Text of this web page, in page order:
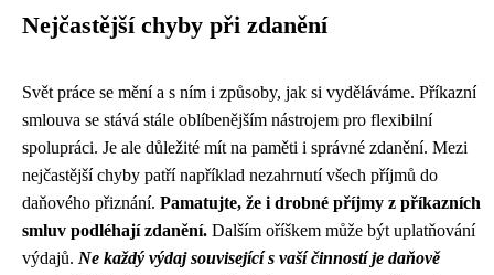
Nejčastější chyby při zdanění
Svět práce se mění a s ním i způsoby, jak si vyděláváme. Příkazní
smlouva se stává stále oblíbenějším nástrojem pro flexibilní
spolupráci. Je ale důležité mít na paměti i správné zdanění. Mezi
nejčastější chyby patří například nezahrnutí všech příjmů do
daňového přiznání. Pamatujte, že i drobné příjmy z příkazních
smluv podléhají zdanění. Dalším oříškem může být uplatňování
výdajů. Ne každý výdaj související s vaší činností je daňově